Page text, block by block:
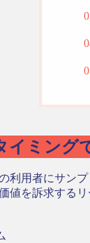
イミング
利用者にサン
値を訴求する